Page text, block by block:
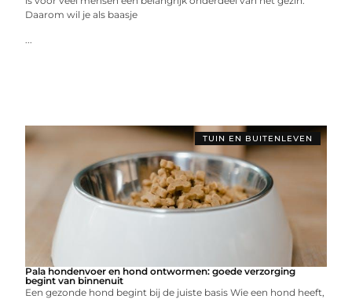
Daarom wil je als baasje
...
TUIN EN BUITENLEVEN
Pala hondenvoer en hond ontwormen: goede verzorging
begint van binnenuit
Een gezonde hond begint bij de juiste basis Wie een hond heeft,